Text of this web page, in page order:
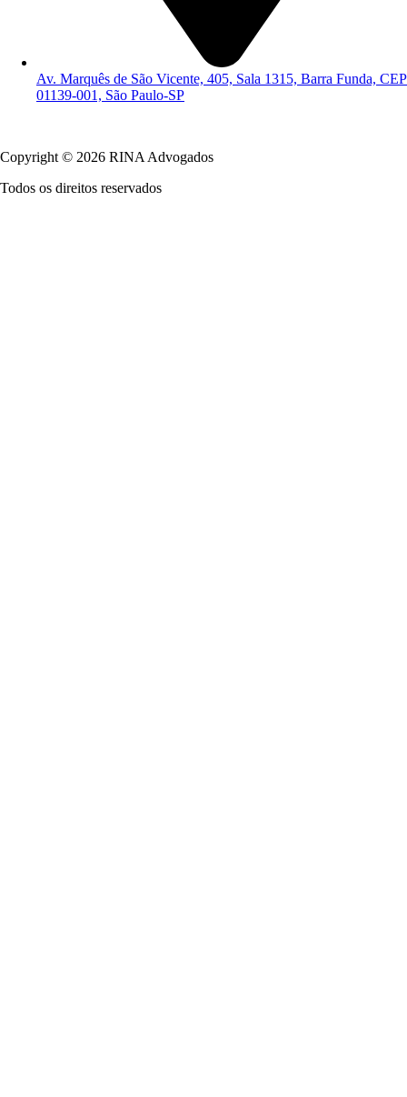
Av. Marquês de São Vicente, 405, Sala 1315, Barra Funda, CEP
01139-001, São Paulo-SP
Copyright © 2026 RINA Advogados
Todos os direitos reservados